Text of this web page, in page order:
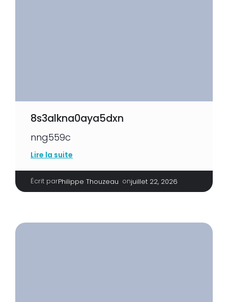
8s3alkna0aya5dxn
nng559c
Lire la suite
Écrit parPhilippe Thouzeau onjuillet 22, 2026